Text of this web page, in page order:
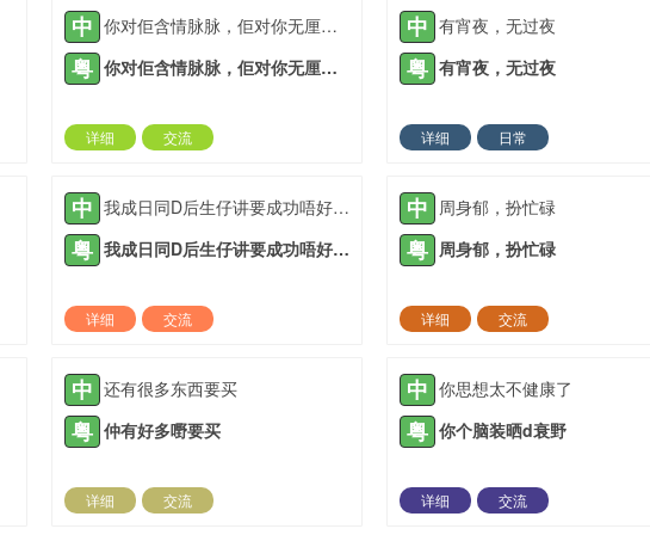
中 你对佢含情脉脉，佢对你无厘头七
粤 你对佢含情脉脉，佢对你无厘头七
详细
交流
中 有宵夜，无过夜
粤 有宵夜，无过夜
详细
日常
中 我成日同D后生仔讲要成功唔好霖住一步登天
粤 我成日同D后生仔讲要成功唔好霖住一步登天
详细
交流
中 周身郁，扮忙碌
粤 周身郁，扮忙碌
详细
交流
中 还有很多东西要买
粤 仲有好多嘢要买
详细
交流
中 你思想太不健康了
粤 你个脑装晒d衰野
详细
交流